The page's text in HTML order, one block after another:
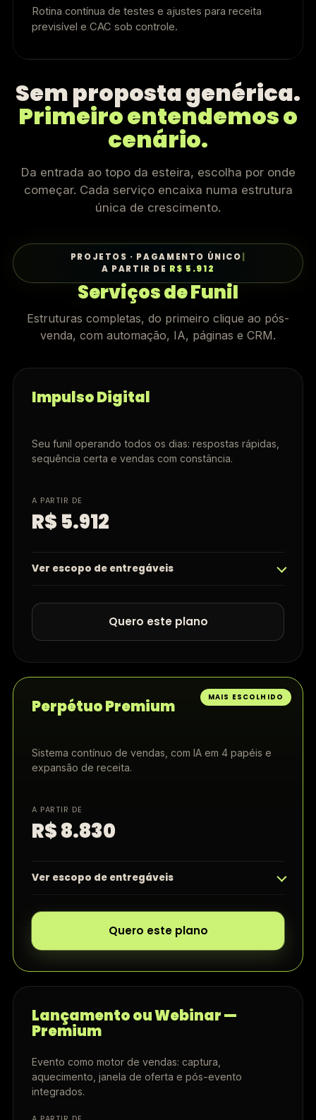
Rotina contínua de testes e ajustes para receita
previsível e CAC sob controle.
Sem proposta genérica.
Primeiro entendemos o
cenário.
Da entrada ao topo da esteira, escolha por onde
começar. Cada serviço encaixa numa estrutura
única de crescimento.
PROJETOS · PAGAMENTO ÚNICO
A PARTIR DE R$ 5.912
Serviços de Funil
Estruturas completas, do primeiro clique ao pós-
venda, com automação, IA, páginas e CRM.
Impulso Digital
Seu funil operando todos os dias: respostas rápidas,
sequência certa e vendas com constância.
A PARTIR DE
R$ 5.912
Ver escopo de entregáveis
Quero este plano
MAIS ESCOLHIDO
Perpétuo Premium
Sistema contínuo de vendas, com IA em 4 papéis e
expansão de receita.
A PARTIR DE
R$ 8.830
Ver escopo de entregáveis
Quero este plano
Lançamento ou Webinar —
Premium
Evento como motor de vendas: captura,
aquecimento, janela de oferta e pós-evento
integrados.